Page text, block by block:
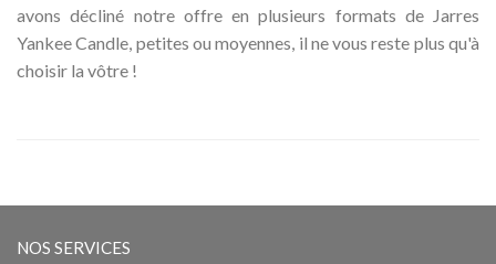
avons décliné notre offre en plusieurs formats de Jarres
Yankee Candle, petites ou moyennes, il ne vous reste plus qu'à
choisir la vôtre !
NOS SERVICES